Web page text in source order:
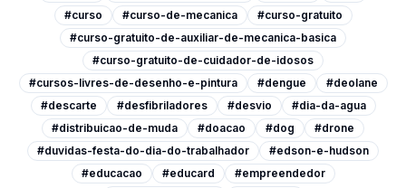
#curso
#curso-de-mecanica
#curso-gratuito
#curso-gratuito-de-auxiliar-de-mecanica-basica
#curso-gratuito-de-cuidador-de-idosos
#cursos-livres-de-desenho-e-pintura
#dengue
#deolane
#descarte
#desfibriladores #desvio
#dia-da-agua
#distribuicao-de-muda
#doacao #dog
#drone
#duvidas-festa-do-dia-do-trabalhador
#edson-e-hudson
#educacao
#educard
#empreendedor